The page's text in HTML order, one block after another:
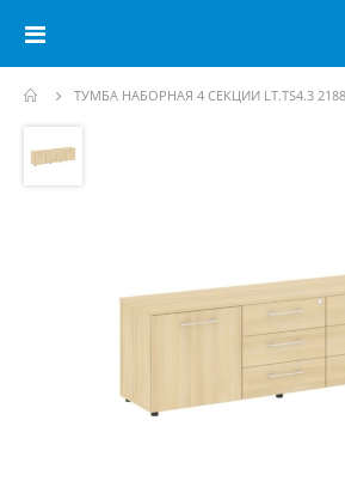
Toggle
ТУМБА НАБОРНАЯ 4 СЕКЦИИ LT.TS4.3
и
перейти